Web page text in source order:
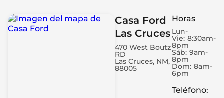
Casa Ford
Las Cruces
470 West Boutz
RD
Las Cruces, NM,
88005
Horas
Lun-
Vie: 8:30am-
8pm
Sáb: 9am-
8pm
Dom: 8am-
6pm
Teléfono: